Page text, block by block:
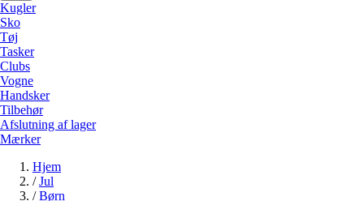
Kugler
Sko
Tøj
Tasker
Clubs
Vogne
Handsker
Tilbehør
Afslutning af lager
Mærker
Hjem
/ Jul
/ Børn